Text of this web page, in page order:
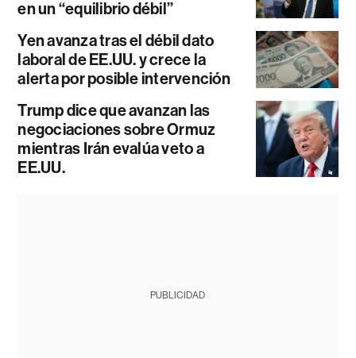
en un “equilibrio débil”
Yen avanza tras el débil dato
laboral de EE.UU. y crece la
alerta por posible intervención
Trump dice que avanzan las
negociaciones sobre Ormuz
mientras Irán evalúa veto a
EE.UU.
PUBLICIDAD